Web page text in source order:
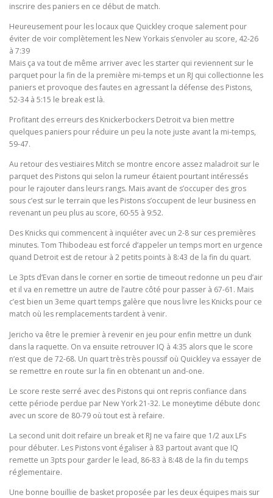
inscrire des paniers en ce début de match.
Heureusement pour les locaux que Quickley croque salement pour
éviter de voir complètement les New Yorkais s’envoler au score, 42-26
à 7:39
Mais ça va tout de même arriver avec les starter qui reviennent sur le
parquet pour la fin de la première mi-temps et un RJ qui collectionne les
paniers et provoque des fautes en agressant la défense des Pistons,
52-34 à 5:15 le break est là.
Profitant des erreurs des Knickerbockers Detroit va bien mettre
quelques paniers pour réduire un peu la note juste avant la mi-temps,
59-47.
Au retour des vestiaires Mitch se montre encore assez maladroit sur le
parquet des Pistons qui selon la rumeur étaient pourtant intéressés
pour le rajouter dans leurs rangs. Mais avant de s’occuper des gros
sous c’est sur le terrain que les Pistons s’occupent de leur business en
revenant un peu plus au score, 60-55 à 9:52.
Des Knicks qui commencent à inquiéter avec un 2-8 sur ces premières
minutes. Tom Thibodeau est forcé d’appeler un temps mort en urgence
quand Detroit est de retour à 2 petits points à 8:43 de la fin du quart.
Le 3pts d’Evan dans le corner en sortie de timeout redonne un peu d’air
et il va en remettre un autre de l’autre côté pour passer à 67-61. Mais
c’est bien un 3eme quart temps galère que nous livre les Knicks pour ce
match où les remplacements tardent à venir.
Jericho va être le premier à revenir en jeu pour enfin mettre un dunk
dans la raquette. On va ensuite retrouver IQ à 4:35 alors que le score
n’est que de 72-68. Un quart très très poussif où Quickley va essayer de
se remettre en route sur la fin en obtenant un and-one.
Le score reste serré avec des Pistons qui ont repris confiance dans
cette période perdue par New York 21-32. Le moneytime débute donc
avec un score de 80-79 où tout est à refaire.
La second unit doit refaire un break et RJ ne va faire que 1/2 aux LFs
pour débuter. Les Pistons vont égaliser à 83 partout avant que IQ
remette un 3pts pour garder le lead, 86-83 à 8:48 de la fin du temps
réglementaire.
Une bonne bouillie de basket proposée par les deux équipes mais sur